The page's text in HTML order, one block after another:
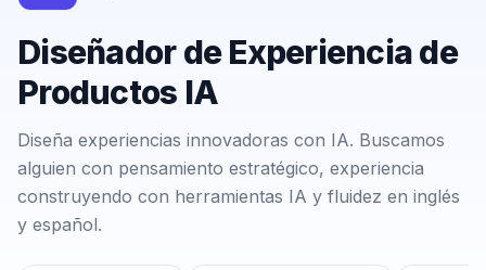
Diseñador de Experiencia de
Productos IA
Diseña experiencias innovadoras con IA. Buscamos
alguien con pensamiento estratégico, experiencia
construyendo con herramientas IA y fluidez en inglés
y español.